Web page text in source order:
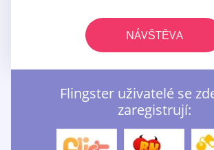
NÁVŠTĚVA
Flingster uživatelé se
zaregistrují: